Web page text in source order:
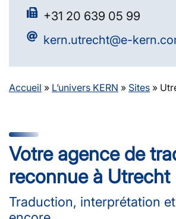
+31 20 639 05 99
kern.utrecht@e-
Accueil » L’univers KERN » Sites »
Votre agence de
reconnue à Utrecht
Traduction, interprétation